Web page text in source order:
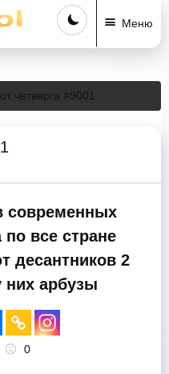
Меню
четверга #9001
современных
все стране
десантников 2
них арбузы
0